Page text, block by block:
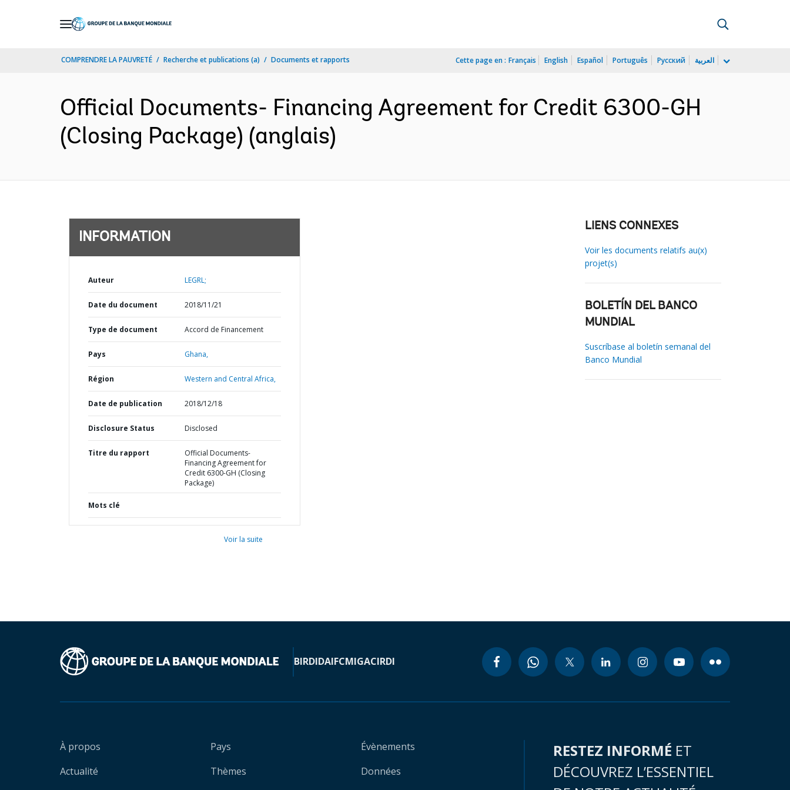
COMPRENDRE LA PAUVRETÉ Recherche et publications (a) Documents et rapports Cette page en : Français English Español Português Русский العربية
Official Documents- Financing Agreement for Credit 6300-GH
(Closing Package) (anglais)
INFORMATION
Auteur LEGRL;
Date du document 2018/11/21
Type de document Accord de Financement
Pays Ghana,
Région Western and Central Africa,
Date de publication 2018/12/18
Disclosure Status Disclosed
Titre du rapport
Official Documents-
Financing Agreement for
Credit 6300-GH (Closing
Package)
Mots clé
Voir la suite
LIENS CONNEXES
Voir les documents relatifs au(x)
projet(s)
BOLETÍN DEL BANCO
MUNDIAL
Suscríbase al boletín semanal del
Banco Mundial
BIRDIDAIFCMIGACIRDI
À propos
Actualité
Pays
Thèmes
Évènements
Données
RESTEZ INFORMÉ ET
DÉCOUVREZ L’ESSENTIEL